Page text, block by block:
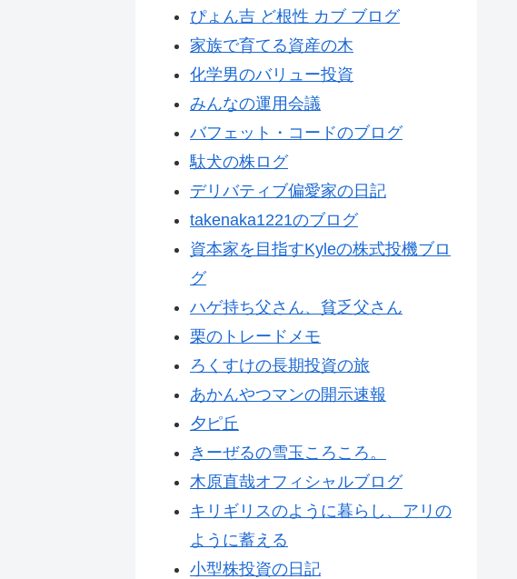
ぴょん吉 ど根性 カブ ブログ
家族で育てる資産の木
化学男のバリュー投資
みんなの運用会議
バフェット・コードのブログ
駄犬の株ログ
デリバティブ偏愛家の日記
takenaka1221のブログ
資本家を目指すKyleの株式投機ブロ
グ
ハゲ持ち父さん、貧乏父さん
栗のトレードメモ
ろくすけの長期投資の旅
あかんやつマンの開示速報
夕ピ丘
きーぜるの雪玉ころころ。
木原直哉オフィシャルブログ
キリギリスのように暮らし、アリの
ように蓄える
小型株投資の日記